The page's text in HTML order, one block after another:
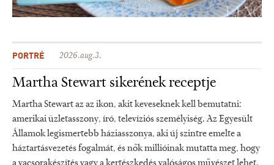
PORTRÉ 2026.aug.3.
Martha Stewart sikerének receptje
Martha Stewart az az ikon, akit keveseknek kell bemutatni:
amerikai üzletasszony, író, televíziós személyiség. Az Egyesült
Államok legismertebb háziasszonya, aki új szintre emelte a
háztartásvezetés fogalmát, és nők millióinak mutatta meg, hogy